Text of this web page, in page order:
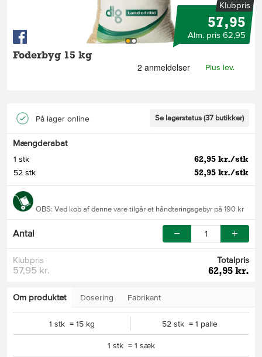
Foderbyg 15 kg
Plus lev.
Klubpris
57,95
Alm. pris 62,95
På lager online Se lagerstatus (37 butikker)
Mængderabat
1 stk 62,95 kr./stk
52 stk 52,95 kr./stk
OBS: Ved køb af denne vare tilgår et håndteringsgebyr på 190 kr
Antal
Klubpris
57,95 kr.
Totalpris
62,95 kr.
Om produktet Dosering Fabrikant
1 stk = 15 kg 52 stk = 1 palle
1 stk = 1 sæk